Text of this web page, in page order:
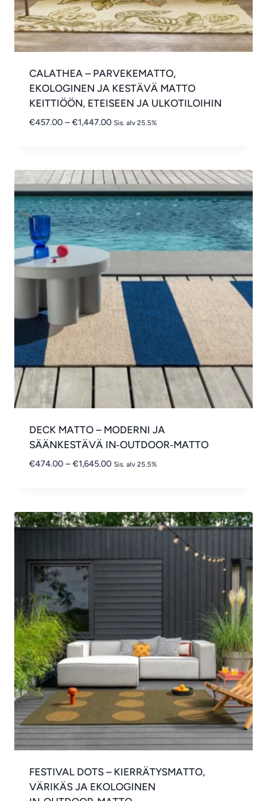
CALATHEA – PARVEKEMATTO,
EKOLOGINEN JA KESTÄVÄ MATTO
KEITTIÖÖN, ETEISEEN JA ULKOTILOIHIN
€457.00 – €1,447.00Hintaluokka:
Sis. alv 25.5%
DECK MATTO – MODERNI JA
SÄÄNKESTÄVÄ IN‑OUTDOOR‑MATTO
€474.00 – €1,645.00Hintaluokka:
Sis. alv 25.5%
FESTIVAL DOTS – KIERRÄTYSMATTO,
VÄRIKÄS JA EKOLOGINEN